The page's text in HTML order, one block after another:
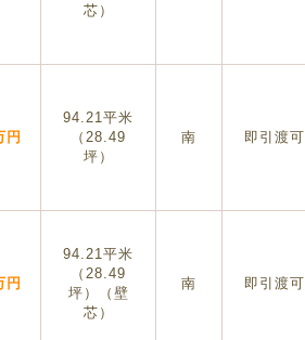
芯）
円
94.21平米
（28.49
坪）
南 即引渡可
円
94.21平米
（28.49
坪）（壁
芯）
南 即引渡可